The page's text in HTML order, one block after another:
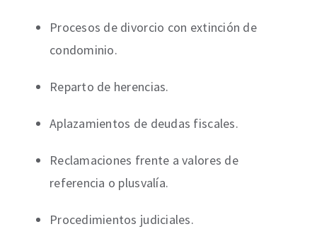
Procesos de divorcio con extinción de
condominio.
Reparto de herencias.
Aplazamientos de deudas fiscales.
Reclamaciones frente a valores de
referencia o plusvalía.
Procedimientos judiciales.